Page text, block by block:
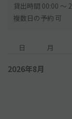
貸出時間 00:00 〜
複数日の予約 可
日 月
2026年8月